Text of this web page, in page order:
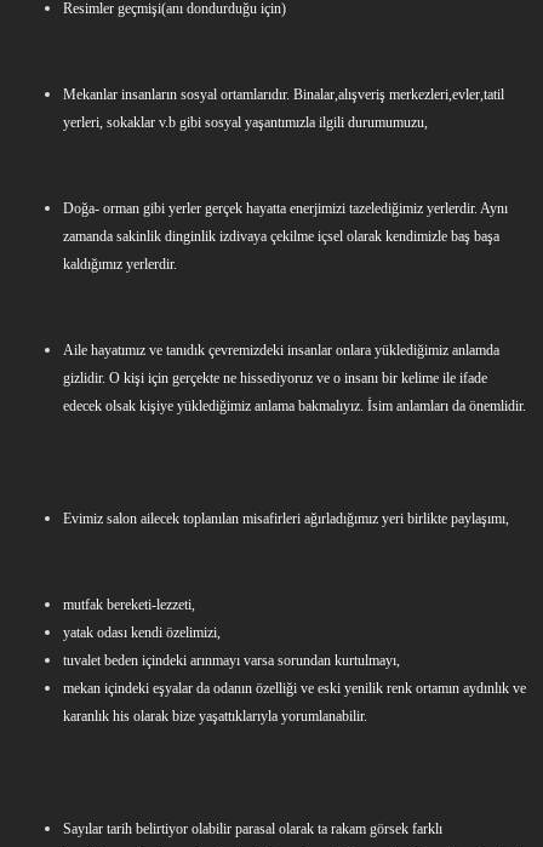
Resimler geçmişi(anı dondurduğu için)
Mekanlar insanların sosyal ortamlarıdır. Binalar,alışveriş merkezleri,evler,tatil
yerleri, sokaklar v.b gibi sosyal yaşantımızla ilgili durumumuzu,
Doğa- orman gibi yerler gerçek hayatta enerjimizi tazelediğimiz yerlerdir. Aynı
zamanda sakinlik dinginlik izdivaya çekilme içsel olarak kendimizle baş başa
kaldığımız yerlerdir.
Aile hayatımız ve tanıdık çevremizdeki insanlar onlara yüklediğimiz anlamda
gizlidir. O kişi için gerçekte ne hissediyoruz ve o insanı bir kelime ile ifade
edecek olsak kişiye yüklediğimiz anlama bakmalıyız. İsim anlamları da önemlidir.
Evimiz salon ailecek toplanılan misafirleri ağırladığımız yeri birlikte paylaşımı,
mutfak bereketi-lezzeti,
yatak odası kendi özelimizi,
tuvalet beden içindeki arınmayı varsa sorundan kurtulmayı,
mekan içindeki eşyalar da odanın özelliği ve eski yenilik renk ortamın aydınlık ve
karanlık his olarak bize yaşattıklarıyla yorumlanabilir.
Sayılar tarih belirtiyor olabilir parasal olarak ta rakam görsek farklı